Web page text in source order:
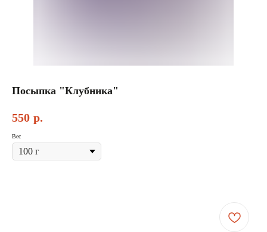
Посыпка "Клубника"
550 р.
Вес